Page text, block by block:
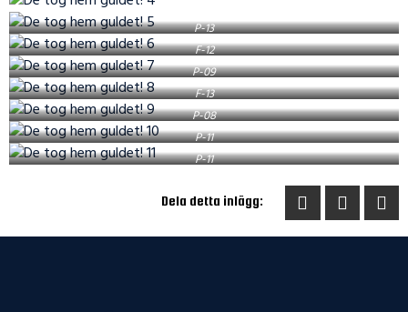
P-13
F-12
P-09
F-13
P-08
P-11
P-11
Dela detta inlägg: